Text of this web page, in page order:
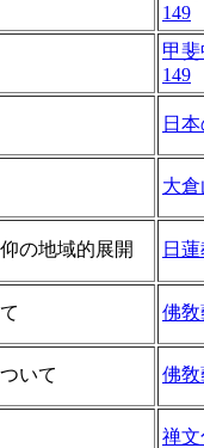
149
甲
149
日
大
の地域的展開 日
佛
いて 佛
禅文